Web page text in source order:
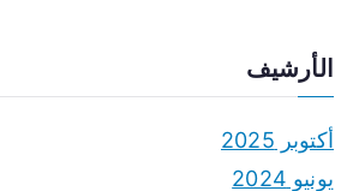
الأرشيف
أكتوبر 2025
يونيو 2024